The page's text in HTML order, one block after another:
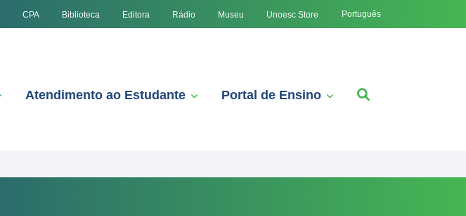
CPA Biblioteca Editora Rádio Museu Unoesc Store Português
Atendimento ao Estudante Portal de Ensino